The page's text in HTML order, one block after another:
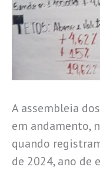
A assembleia
em andamento,
quando
de 2024, ano de